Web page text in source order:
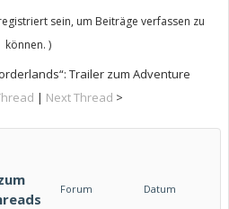
sein, um Beiträge verfassen zu
können. )
Trailer zum Adventure
| Next Thread >
Forum Datum